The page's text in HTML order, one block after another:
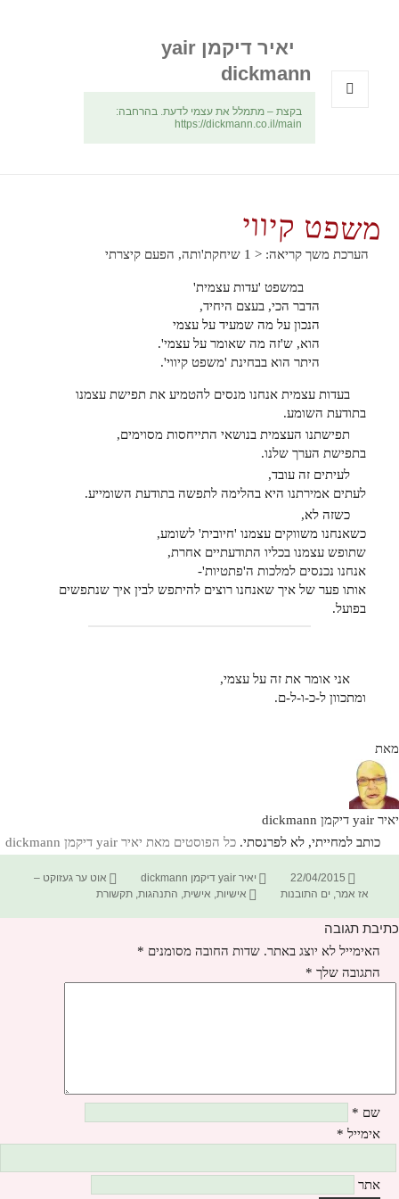
יאיר דיקמן yair
dickmann
בקצת – מתמלל את עצמי לדעת. בהרחבה:
https://dickmann.co.il/main
משפט קיווי
הערכת משך קריאה: < 1 שיחקת'ותה, הפעם קיצרתי
במשפט 'עדות עצמית'
הדבר הכי, בעצם היחיד,
הנכון על מה שמעיד על עצמי
הוא, ש'זה מה שאומר על עצמי'.
היתר הוא בבחינת 'משפט קיווי'.
בעדות עצמית אנחנו מנסים להטמיע את תפישת עצמנו
בתודעת השומע.
תפישתנו העצמית בנושאי התייחסות מסוימים,
בתפישת הערך שלנו.
לעיתים זה עובד,
לעתים אמירתנו היא בהלימה לתפשה בתודעת השומייע.
כשזה לא,
כשאנחנו משווקים עצמנו 'חיובית' לשומע,
שתופש עצמנו בכליו התודעתיים אחרת,
אנחנו נכנסים למלכות ה'פתטיות'-
אותו פער של איך שאנחנו רוצים להיתפש לבין איך שנתפשים
בפועל.
אני אומר את זה על עצמי,
ומתכוון ל-כ-ו-ל-ם.
מאת
יאיר yair דיקמן dickmann
כותב למחייתי, לא לפרנסתי. כל הפוסטים מאת יאיר yair דיקמן dickmann‏
פורסם
בתאריך
22/04/2015 מחבר
יאיר yair דיקמן dickmann קטגוריות
אוט ער געזוקט –
אז אמר, ים התובנות תגיות
אישיות, אישית, התנהגות,תקשורת
כתיבת תגובה
האימייל לא יוצג באתר. שדות החובה מסומנים *
התגובה שלך *
שם *
אימייל *
אתר